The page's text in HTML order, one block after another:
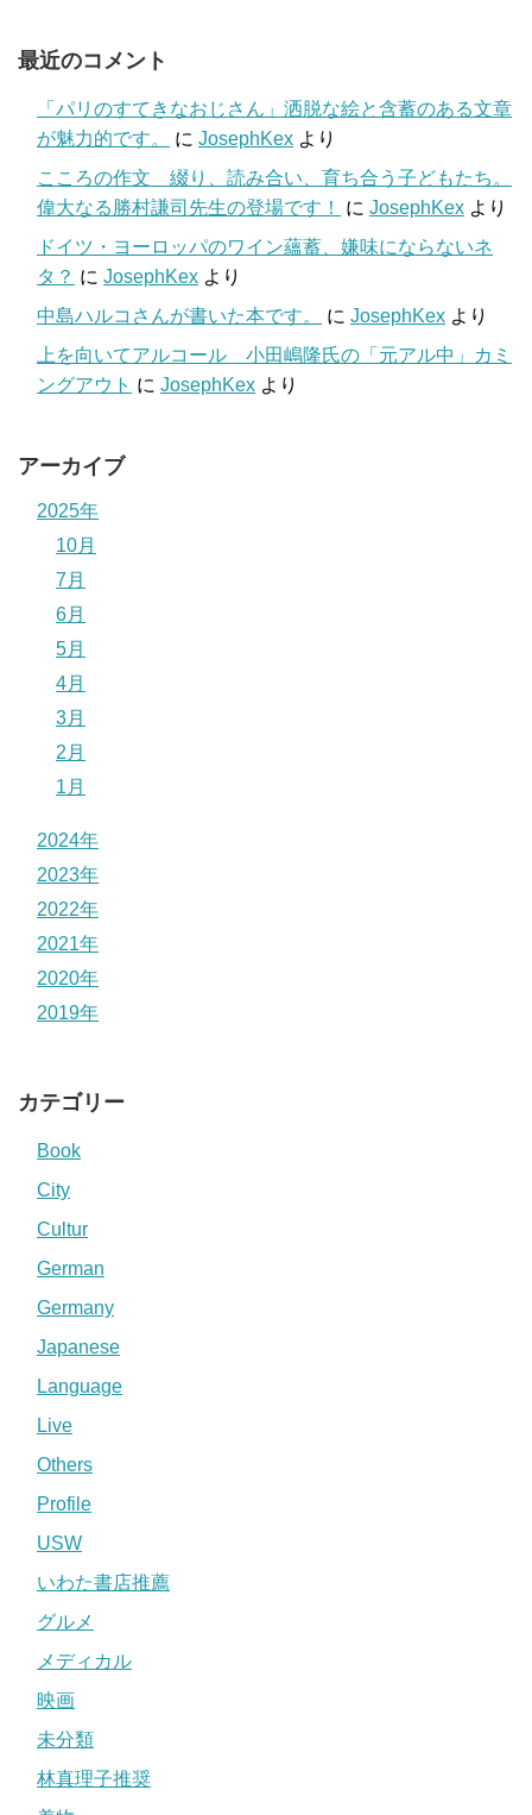
最近のコメント
「パリのすてきなおじさん」洒脱な絵と含蓄のある文章
が魅力的です。
に JosephKex より
こころの作文 綴り、読み合い、育ち合う子どもたち。
偉大なる勝村謙司先生の登場です！
に JosephKex より
ドイツ・ヨーロッパのワイン蘊蓄、嫌味にならないネ
タ？ に JosephKex より
中島ハルコさんが書いた本です。
に JosephKex より
上を向いてアルコール 小田嶋隆氏の「元アル中」カミ
ングアウト に JosephKex より
アーカイブ
2025年
10月
7月
6月
5月
4月
3月
2月
1月
2024年
2023年
2022年
2021年
2020年
2019年
カテゴリー
Book
City
Cultur
German
Germany
Japanese
Language
Live
Others
Profile
USW
いわた書店推薦
グルメ
メディカル
映画
未分類
林真理子推奨